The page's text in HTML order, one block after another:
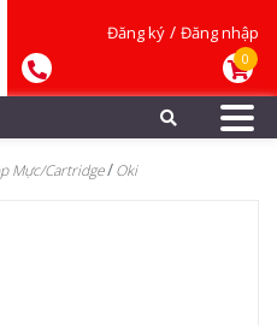
Đăng ký / Đăng nhập
0
Mực/Cartridge Oki